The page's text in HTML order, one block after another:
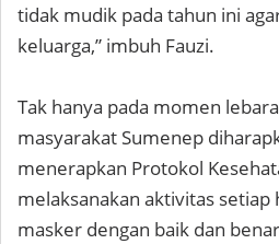
tidak mudik pada tahun ini
keluarga,” imbuh Fauzi.
Tak hanya pada momen
masyarakat Sumenep
menerapkan Protokol
melaksanakan aktivitas
masker dengan baik dan